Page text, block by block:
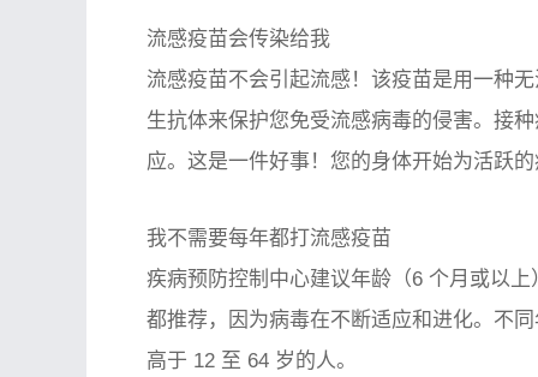
流感疫苗会传染给我
流感疫苗不会引起流感！该疫苗是用一种
生抗体来保护您免受流感病毒的侵害。接
应。这是一件好事！您的身体开始为活跃
我不需要每年都打流感疫苗
疾病预防控制中心建议年龄（6 个月或以
都推荐，因为病毒在不断适应和进化。不
高于 12 至 64 岁的人。